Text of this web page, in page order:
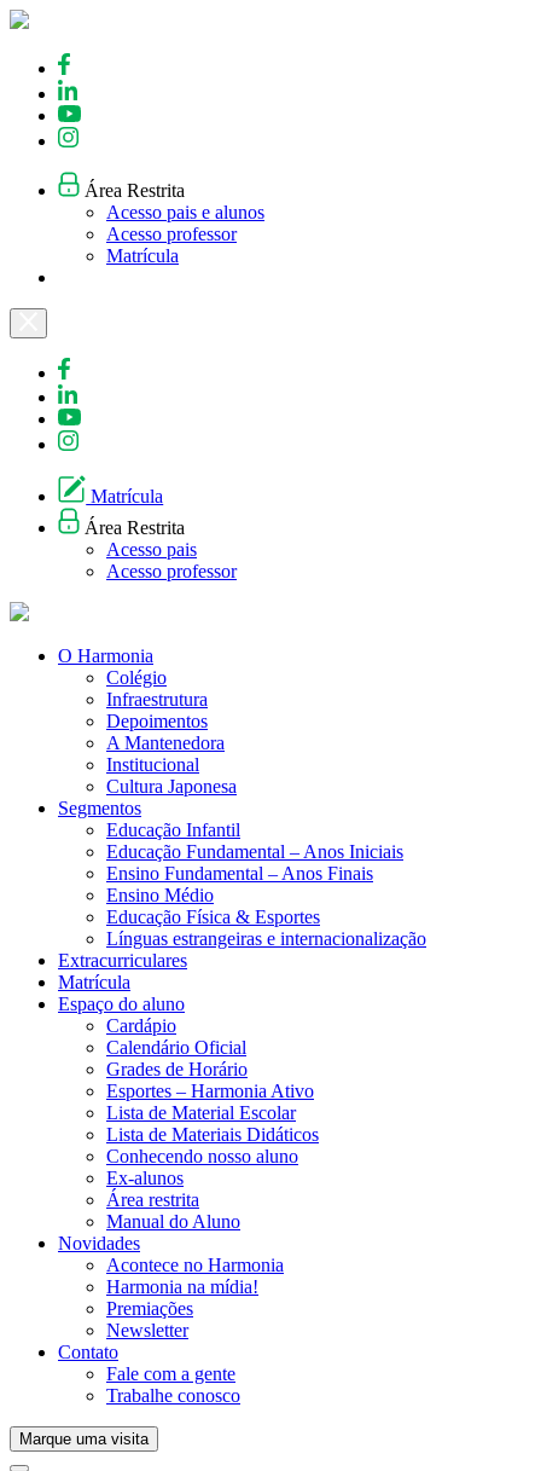
Skip
content
Área Restrita
Acesso pais e alunos
Acesso professor
Matrícula
Matrícula
Área Restrita
Acesso pais
Acesso professor
O Harmonia
Colégio
Infraestrutura
Depoimentos
A Mantenedora
Institucional
Cultura Japonesa
Segmentos
Educação Infantil
Educação Fundamental – Anos Iniciais
Ensino Fundamental – Anos Finais
Ensino Médio
Educação Física & Esportes
Línguas estrangeiras e internacionalização
Extracurriculares
Matrícula
Espaço do aluno
Cardápio
Calendário Oficial
Grades de Horário
Esportes – Harmonia Ativo
Lista de Material Escolar
Lista de Materiais Didáticos
Conhecendo nosso aluno
Ex-alunos
Área restrita
Manual do Aluno
Novidades
Acontece no Harmonia
Harmonia na mídia!
Premiações
Newsletter
Contato
Fale com a gente
Trabalhe conosco
Marque uma visita